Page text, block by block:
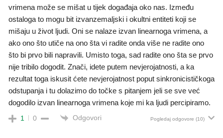
vrimena može se mišat u tijek događaja oko nas. Između
ostaloga to mogu bit izvanzemaljski i okultni entiteti koji se
mišaju u život ljudi. Oni se nalaze izvan linearnoga vrimena, a
ako ono što utiče na ono šta vi radite onda više ne radite ono
što bi prvo bili napravili. Umisto toga, sad radite ono šta se prvo
nije tribilo dogodit. Znači, idete putem nevjerojatnosti, a ka
rezultat toga iskusit ćete nevjerojatnost poput sinkronicističkoga
odstupanja i tu dolazimo do točke s pitanjem jeli se sve već
dogodilo izvan linearnoga vrimena koje mi ka ljudi percipiramo.
1 0 Odgovori Pogledaj odgovore (10)